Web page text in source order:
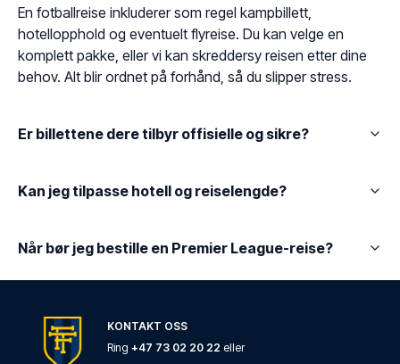
En fotballreise inkluderer som regel kampbillett,
hotellopphold og eventuelt flyreise. Du kan velge en
komplett pakke, eller vi kan skreddersy reisen etter dine
behov. Alt blir ordnet på forhånd, så du slipper stress.
Er billettene dere tilbyr offisielle og sikre?
Kan jeg tilpasse hotell og reiselengde?
Når bør jeg bestille en Premier League-reise?
KONTAKT OSS
Ring +47 73 02 20 22 eller